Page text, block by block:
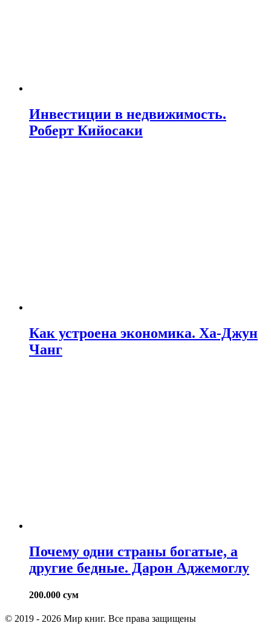
Инвестиции в недвижимость.
Роберт Кийосаки
Как устроена экономика. Ха-Джун
Чанг
Почему одни страны богатые, а
другие бедные. Дарон Аджемоглу
200.000 сум
© 2019 - 2026 Мир книг. Все права защищены